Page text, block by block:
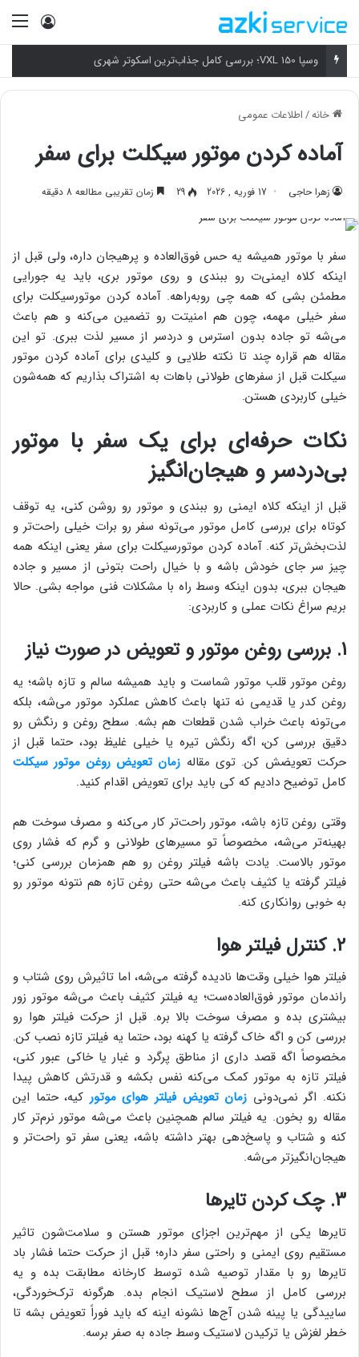
ورود
وسپا VXL 150؛ بررسی کامل جذاب‌ترین اسکوتر شهری
خانه/اطلاعات عمومی
آماده کردن موتور سیکلت برای سفر
زهرا حاجی 17 فوریه , 2026 29 زمان تقریبی مطالعه 8 دقیقه
سفر با موتور همیشه یه حس فوق‌العاده و پرهیجان داره، ولی قبل از
اینکه کلاه ایمنی‌ت رو ببندی و روی موتور بری، باید یه جورایی
مطمئن بشی که همه چی روبه‌راهه. آماده کردن موتورسیکلت برای
سفر خیلی مهمه، چون هم امنیتت رو تضمین می‌کنه و هم باعث
می‌شه تو جاده بدون استرس و دردسر از مسیر لذت ببری. تو این
مقاله هم قراره چند تا نکته طلایی و کلیدی برای آماده کردن موتور
سیکلت قبل از سفرهای طولانی باهات به اشتراک بذاریم که همه‌شون
خیلی کاربردی هستن.
نکات حرفه‌ای برای یک سفر با موتور
بی‌دردسر و هیجان‌انگیز
قبل از اینکه کلاه ایمنی رو ببندی و موتور رو روشن کنی، یه توقف
کوتاه برای بررسی کامل موتور می‌تونه سفر رو برات خیلی راحت‌تر و
لذت‌بخش‌تر کنه. آماده کردن موتورسیکلت برای سفر یعنی اینکه همه
چیز سر جای خودش باشه و با خیال راحت بتونی از مسیر و جاده
هیجان ببری، بدون اینکه وسط راه با مشکلات فنی مواجه بشی. حالا
بریم سراغ نکات عملی و کاربردی:
1. بررسی روغن موتور و تعویض در صورت نیاز
روغن موتور قلب موتور شماست و باید همیشه سالم و تازه باشه؛ یه
روغن کدر یا قدیمی نه تنها باعث کاهش عملکرد موتور می‌شه، بلکه
می‌تونه باعث خراب شدن قطعات هم بشه. سطح روغن و رنگش رو
دقیق بررسی کن، اگه رنگش تیره یا خیلی غلیظ بود، حتما قبل از
حرکت تعویضش کن. توی مقاله زمان تعویض روغن موتور سیکلت
کامل توضیح دادیم که کی باید برای تعویض اقدام کنید.
وقتی روغن تازه باشه، موتور راحت‌تر کار می‌کنه و مصرف سوخت هم
بهینه‌تر می‌شه، مخصوصاً تو مسیرهای طولانی و گرم که فشار روی
موتور بالاست. یادت باشه فیلتر روغن رو هم همزمان بررسی کنی؛
فیلتر گرفته یا کثیف باعث می‌شه حتی روغن تازه هم نتونه موتور رو
به خوبی روانکاری کنه.
2. کنترل فیلتر هوا
فیلتر هوا خیلی وقت‌ها نادیده گرفته می‌شه، اما تاثیرش روی شتاب و
راندمان موتور فوق‌العاده‌ست؛ یه فیلتر کثیف باعث می‌شه موتور زور
بیشتری بده و مصرف سوخت بالا بره. قبل از حرکت فیلتر هوا رو
بررسی کن و اگه خاک گرفته یا کهنه بود، حتما یه فیلتر تازه نصب کن.
مخصوصاً اگه قصد داری از مناطق پرگرد و غبار یا خاکی عبور کنی،
فیلتر تازه به موتور کمک می‌کنه نفس بکشه و قدرتش کاهش پیدا
نکنه. اگر نمی‌دونی زمان تعویض فیلتر هوای موتورکیه، حتما این
مقاله رو بخون. یه فیلتر سالم همچنین باعث می‌شه موتور نرم‌تر کار
کنه و شتاب و پاسخ‌دهی بهتر داشته باشه، یعنی سفر تو راحت‌تر و
هیجان‌انگیزتر می‌شه.
3. چک کردن تایرها
تایرها یکی از مهم‌ترین اجزای موتور هستن و سلامت‌شون تاثیر
مستقیم روی ایمنی و راحتی سفر داره؛ قبل از حرکت حتما فشار باد
تایرها رو با مقدار توصیه شده توسط کارخانه مطابقت بده و یه
بررسی کامل از سطح لاستیک انجام بده. هرگونه ترک‌خوردگی،
ساییدگی یا پینه شدن آج‌ها نشونه اینه که باید فوراً تعویض بشه تا
خطر لغزش یا ترکیدن لاستیک وسط جاده به صفر برسه.